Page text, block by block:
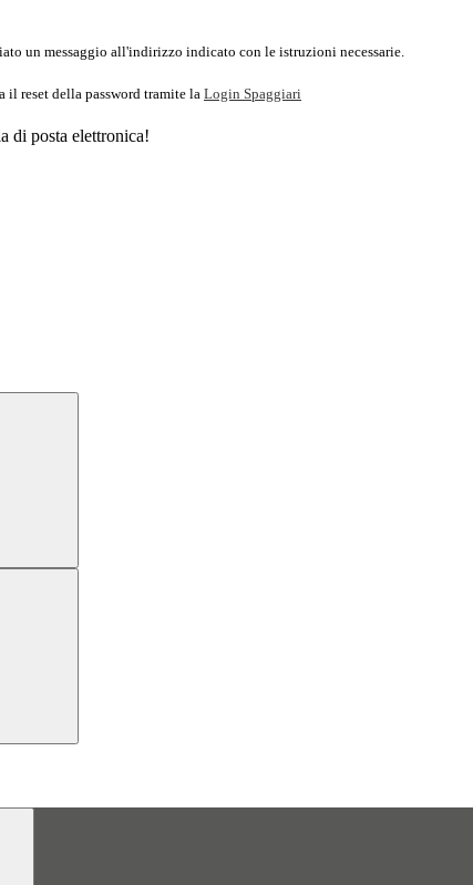
un messaggio all'indirizzo indicato con le istruzioni necessarie.
il reset della password tramite la Login Spaggiari
di posta elettronica!